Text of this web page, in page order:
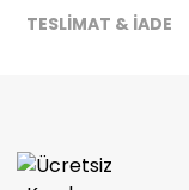
TESLİMAT & İADE